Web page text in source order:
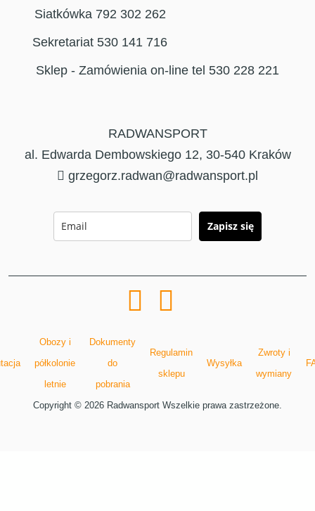
Siatkówka 792 302 262
Sekretariat 530 141 716
Sklep - Zamówienia on-line tel 530 228 221
RADWANSPORT
al. Edwarda Dembowskiego 12, 30-540 Kraków
grzegorz.radwan@radwansport.pl
Zapisz się
Obozy i
półkolonie
letnie
Dokumenty
do
pobrania
Regulamin
sklepu
Wysyłka
Zwroty i
wymiany
Copyright © 2026 Radwansport Wszelkie prawa zastrzeżone.